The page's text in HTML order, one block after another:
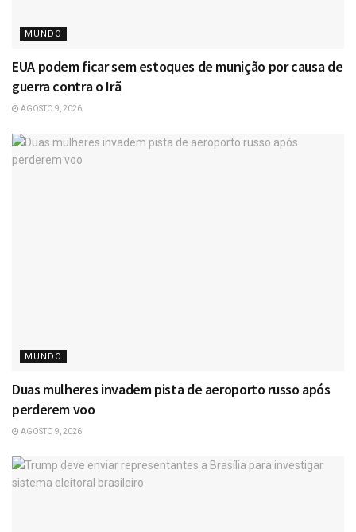
MUNDO
EUA podem ficar sem estoques de munição por causa de
guerra contra o Irã
AGOSTO 9, 2026
MUNDO
Duas mulheres invadem pista de aeroporto russo após
perderem voo
AGOSTO 9, 2026